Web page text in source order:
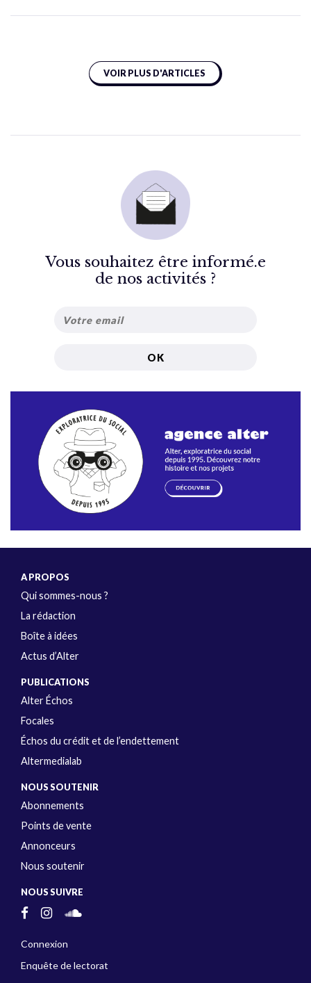
VOIR PLUS D'ARTICLES
Vous souhaitez être informé.e
de nos activités ?
A PROPOS
Qui sommes-nous ?
La rédaction
Boîte à idées
Actus d’Alter
PUBLICATIONS
Alter Échos
Focales
Échos du crédit et de l’endettement
Altermedialab
NOUS SOUTENIR
Abonnements
Points de vente
Annonceurs
Nous soutenir
NOUS SUIVRE
Connexion
Enquête de lectorat